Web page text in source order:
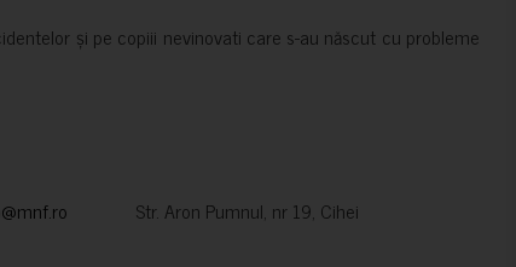
și pe copiii nevinovati care s-au născut cu probleme
Str. Aron Pumnul, nr 19, Cihei